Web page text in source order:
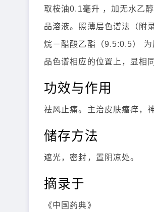
取桉油0.1毫升 ，加无水乙
品溶液。照薄层色谱法（附
烷－醋酸乙酯（9.5:0.5）
品色谱相应的位置上，显相
功效与作用
祛风止痛。主治皮肤瘙痒，
储存方法
遮光，密封，置阴凉处。
摘录于
《中国药典》